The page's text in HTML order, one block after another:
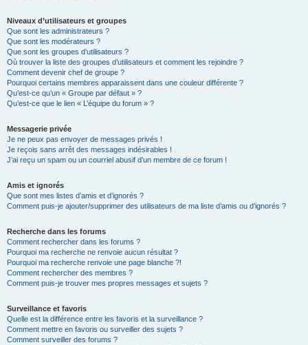
Niveaux d’utilisateurs et groupes
Que sont les administrateurs ?
Que sont les modérateurs ?
Que sont les groupes d’utilisateurs ?
Où trouver la liste des groupes d’utilisateurs et comment les rejoindre ?
Comment devenir chef de groupe ?
Pourquoi certains membres apparaissent dans une couleur différente ?
Qu’est-ce qu’un « Groupe par défaut » ?
Qu’est-ce que le lien « L’équipe du forum » ?
Messagerie privée
Je ne peux pas envoyer de messages privés !
Je reçois sans arrêt des messages indésirables !
J’ai reçu un spam ou un courriel abusif d’un membre de ce forum !
Amis et ignorés
Que sont mes listes d’amis et d’ignorés ?
Comment puis-je ajouter/supprimer des utilisateurs de ma liste d’amis ou d’ignorés ?
Recherche dans les forums
Comment rechercher dans les forums ?
Pourquoi ma recherche ne renvoie aucun résultat ?
Pourquoi ma recherche renvoie une page blanche ?!
Comment rechercher des membres ?
Comment puis-je trouver mes propres messages et sujets ?
Surveillance et favoris
Quelle est la différence entre les favoris et la surveillance ?
Comment mettre en favoris ou surveiller des sujets ?
Comment surveiller des forums ?